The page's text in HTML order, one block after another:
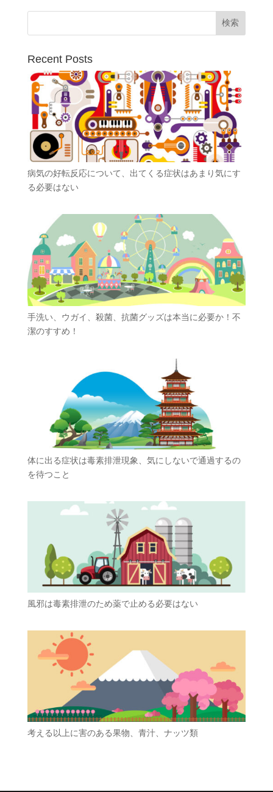
Recent Posts
病気の好転反応について、出てくる症状はあまり気にす
る必要はない
手洗い、ウガイ、殺菌、抗菌グッズは本当に必要か！不
潔のすすめ！
体に出る症状は毒素排泄現象、気にしないで通過するの
を待つこと
風邪は毒素排泄のため薬で止める必要はない
考える以上に害のある果物、青汁、ナッツ類